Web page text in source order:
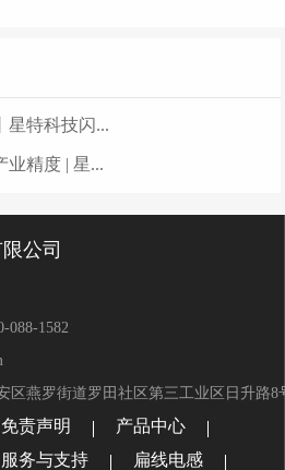
星特科技闪...
业精度 | 星...
公司
088-1582
区燕罗街道罗田社区第三工业区日升路8
免责声明
产品中心
服务与支持
扁线电感